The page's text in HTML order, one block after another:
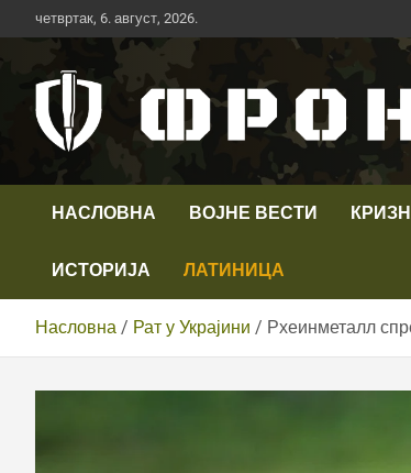
Скип
то
четвртак, 6. август, 2026.
Телевизија
НАСЛОВНА ВОЈНЕ ВЕСТИ
ИСТОРИЈА ЛАТИНИЦА
Насловна Рат у Украјини Рхеинметалл